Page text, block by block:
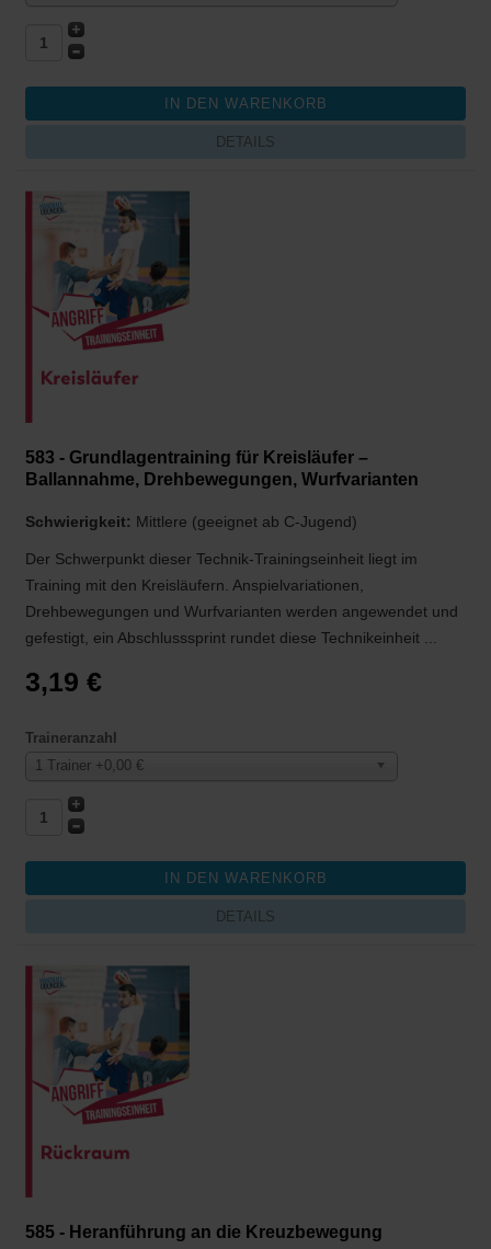
DETAILS
583 - Grundlagentraining für Kreisläufer –
Ballannahme, Drehbewegungen, Wurfvarianten
Schwierigkeit: Mittlere (geeignet ab C-Jugend)
Der Schwerpunkt dieser Technik-Trainingseinheit liegt im
Training mit den Kreisläufern. Anspielvariationen,
Drehbewegungen und Wurfvarianten werden angewendet und
gefestigt, ein Abschlusssprint rundet diese Technikeinheit ...
3,19 €
Traineranzahl
1 Trainer +0,00 €
DETAILS
585 - Heranführung an die Kreuzbewegung